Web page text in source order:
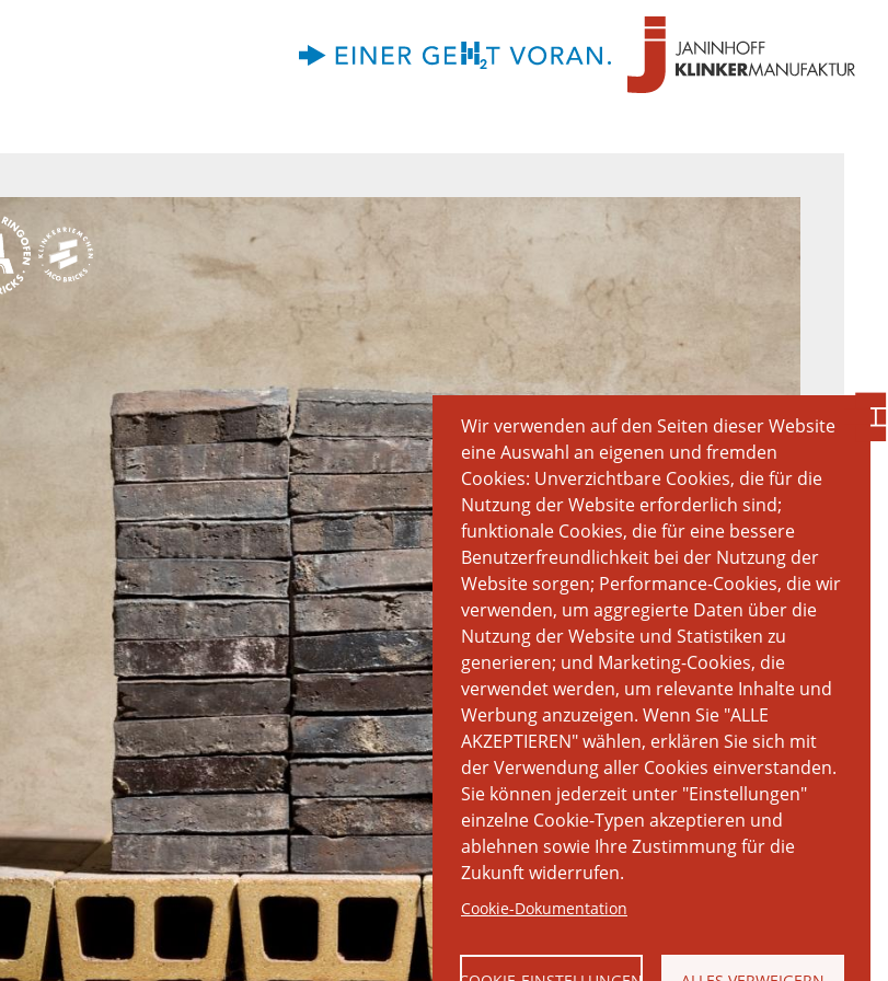
Wir verwenden auf den Seiten dieser Website
eine Auswahl an eigenen und fremden
Cookies: Unverzichtbare Cookies, die für die
Nutzung der Website erforderlich sind;
funktionale Cookies, die für eine bessere
Benutzerfreundlichkeit bei der Nutzung der
Website sorgen; Performance-Cookies, die wir
verwenden, um aggregierte Daten über die
Nutzung der Website und Statistiken zu
generieren; und Marketing-Cookies, die
verwendet werden, um relevante Inhalte und
Werbung anzuzeigen. Wenn Sie "ALLE
AKZEPTIEREN" wählen, erklären Sie sich mit
der Verwendung aller Cookies einverstanden.
Sie können jederzeit unter "Einstellungen"
einzelne Cookie-Typen akzeptieren und
ablehnen sowie Ihre Zustimmung für die
Zukunft widerrufen.
Cookie-Dokumentation